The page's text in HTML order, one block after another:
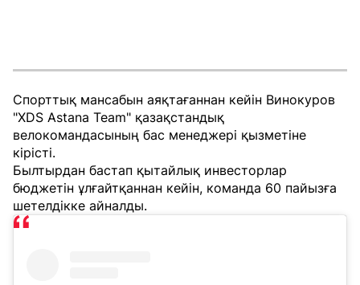
Спорттық мансабын аяқтағаннан кейін Винокуров
"XDS Astana Team" қазақстандық
велокомандасының бас менеджері қызметіне
кірісті.
Былтырдан бастап қытайлық инвесторлар
бюджетін ұлғайтқаннан кейін, команда 60 пайызға
шетелдікке айналды.